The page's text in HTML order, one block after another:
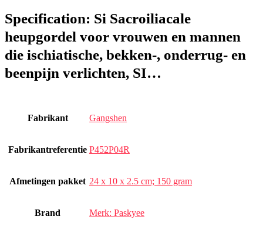
Specification: Si Sacroiliacale
heupgordel voor vrouwen en mannen
die ischiatische, bekken-, onderrug- en
beenpijn verlichten, SI…
Fabrikant ‎Gangshen
Fabrikantreferentie ‎P452P04R
Afmetingen pakket ‎24 x 10 x 2.5 cm; 150 gram
Brand Merk: Paskyee